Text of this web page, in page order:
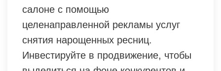
салоне с помощью
целенаправленной рекламы услуг
снятия нарощенных ресниц.
Инвестируйте в продвижение, чтобы